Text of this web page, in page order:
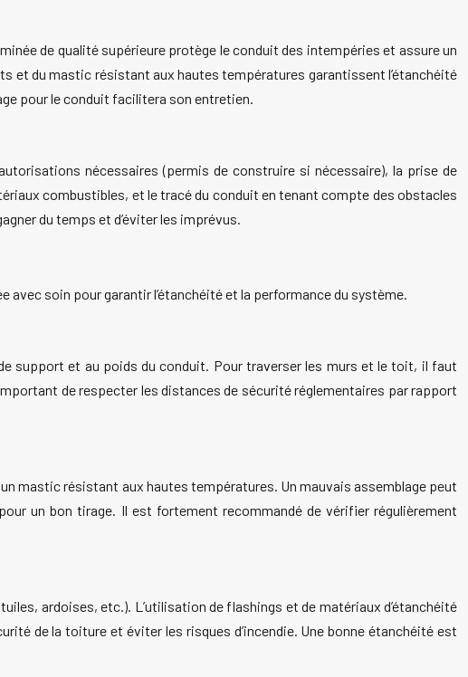
de qualité supérieure protège le conduit des intempéries et assure un
et du mastic résistant aux hautes températures garantissent l’étanchéité
pour le conduit facilitera son entretien.
nécessaires (permis de construire si nécessaire), la prise de
combustibles, et le tracé du conduit en tenant compte des obstacles
du temps et d’éviter les imprévus.
soin pour garantir l’étanchéité et la performance du système.
support et au poids du conduit. Pour traverser les murs et le toit, il faut
de respecter les distances de sécurité réglementaires par rapport
mastic résistant aux hautes températures. Un mauvais assemblage peut
un bon tirage. Il est fortement recommandé de vérifier régulièrement
ardoises, etc.). L’utilisation de flashings et de matériaux d’étanchéité
de la toiture et éviter les risques d’incendie. Une bonne étanchéité est